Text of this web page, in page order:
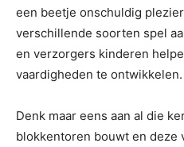
een beetje onschuldig
verschillende soorten spel
en verzorgers kinderen
vaardigheden te ontwikkelen.
Denk maar eens aan al die
blokkentoren bouwt en deze